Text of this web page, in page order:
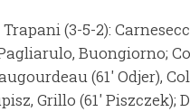
(3-5-2):
Buongiorno;
(61' Odjer),
Grillo (61' Piszczek);